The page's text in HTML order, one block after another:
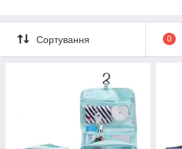
Сортування 0